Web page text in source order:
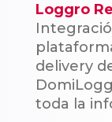
Loggro
delivery
toda la